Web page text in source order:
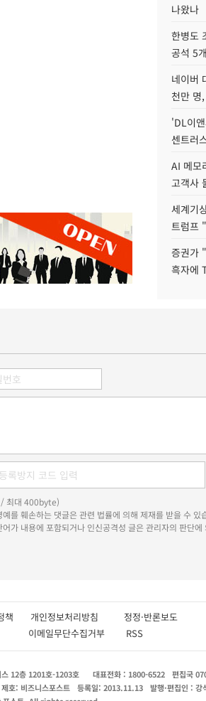
나왔나
한병도
공석 5
네이버
천만
'DL이
센트러
AI 메모
고객사
세계기
트럼프
증권가
흑자에
/ 최대 400byte)
를 훼손하는 댓글은 관련 법률에 의해 제재를 받을 수 있
가 내용에 포함되거나 인신공격성 글은 관리자의 판단에
정책 개인정보처리방침 정정·반론보도
이메일무단수집거부 RSS
12층 1201호-1203호 대표전화 : 1800-6522 편집국
제호: 비즈니스포스트 등록일: 2013.11.13 발행·편집인 : 강